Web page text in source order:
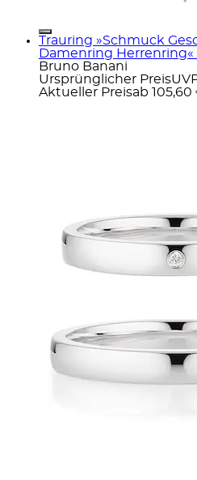
Trauring »Schmuck
Damenring Herrenring«
Bruno Banani
Ursprünglicher Preis
Aktueller Preisab 105,60